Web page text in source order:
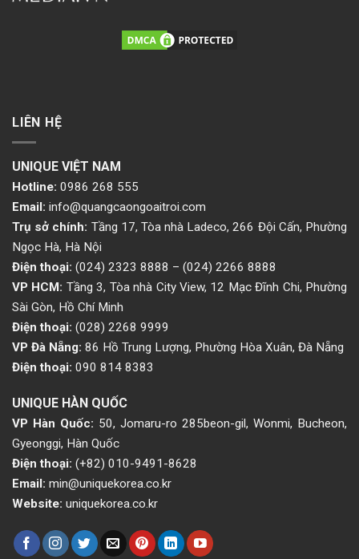
LIÊN HỆ
UNIQUE VIỆT NAM
Hotline: 0986 268 555
Email: info@quangcaongoaitroi.com
Trụ sở chính: Tầng 17, Tòa nhà Ladeco, 266 Đội Cấn, Phường
Ngọc Hà, Hà Nội
Điện thoại: (024) 2323 8888 – (024) 2266 8888
VP HCM: Tầng 3, Tòa nhà City View, 12 Mạc Đĩnh Chi, Phường
Sài Gòn, Hồ Chí Minh
Điện thoại: (028) 2268 9999
VP Đà Nẵng: 86 Hồ Trung Lượng, Phường Hòa Xuân, Đà Nẵng
Điện thoại: 090 814 8383
UNIQUE HÀN QUỐC
VP Hàn Quốc: 50, Jomaru-ro 285beon-gil, Wonmi, Bucheon,
Gyeonggi, Hàn Quốc
Điện thoại: (+82) 010-9491-8628
Email: min@uniquekorea.co.kr
Website: uniquekorea.co.kr